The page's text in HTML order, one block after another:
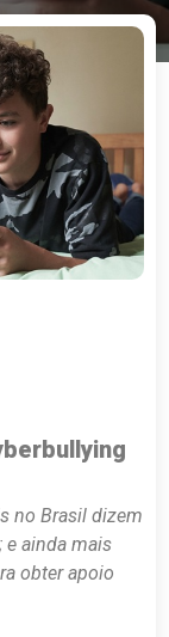
no Brasil dizem
e ainda mais
obter apoio